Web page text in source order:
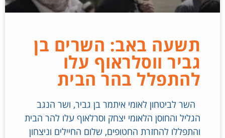
תשעה באב: השרים בן
גביר ווסלראוף עלו
להתפלל בהר הבית
השר לביטחון לאומי איתמר בן גביר, ושר הנגב
הגליל והחוסן הלאומי יצחק וסרלאוף עלו להר הבית
והתפללו להחזרת החטופים, שלום החיילים וניצחון